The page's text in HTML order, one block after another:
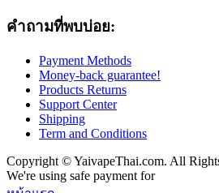
คำถามที่พบบ่อย:
Payment Methods
Money-back guarantee!
Products Returns
Support Center
Shipping
Term and Conditions
Copyright © YaivapeThai.com. All
We're using safe payment for